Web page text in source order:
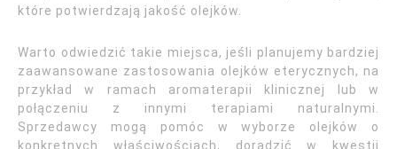
które potwierdzają jakość olejków.
Warto odwiedzić takie miejsca, jeśli planujemy bardziej
zaawansowane zastosowania olejków eterycznych, na
przykład w ramach aromaterapii klinicznej lub w
połączeniu z innymi terapiami naturalnymi.
Sprzedawcy mogą pomóc w wyborze olejków o
konkretnych właściwościach, doradzić w kwestii